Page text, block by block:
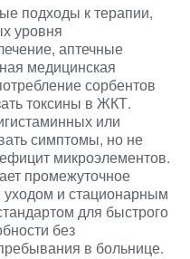
подходы к терапии,
уровня
аптечные
медицинская
сорбентов
токсины в ЖКТ.
или
симптомы, но не
микроэлементов.
промежуточное
и стационарным
для быстрого
без
в больнице.